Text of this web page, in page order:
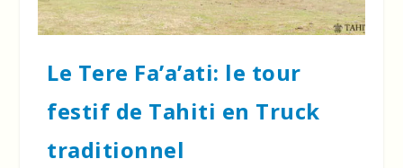
Le Tere Fa’a’ati: le tour
festif de Tahiti en Truck
traditionnel